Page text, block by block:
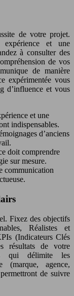
de votre projet.
expérience et une
à consulter des
de vos
de manière
expérimentée vous
d’influence et vous
et une
indispensables.
d’anciens
doit comprendre
sur mesure.
communication
Fixez des objectifs
Réalistes et
(Indicateurs Clés
résultats de votre
qui délimite les
(marque, agence,
de suivre